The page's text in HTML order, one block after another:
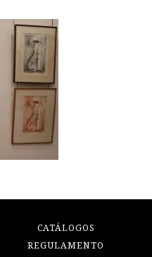
CATÁLOGOS
REGULAMENTO